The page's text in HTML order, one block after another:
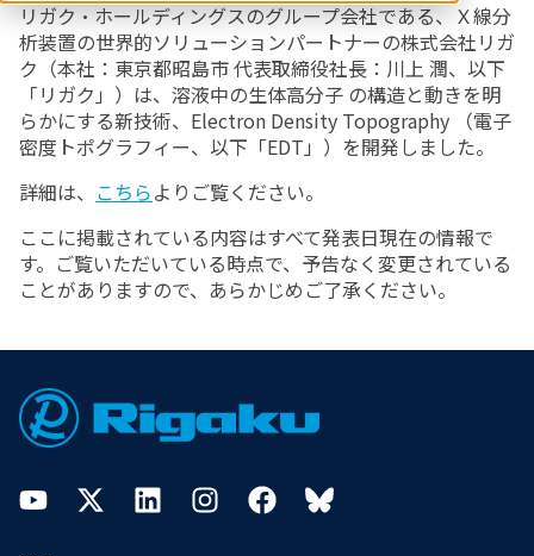
リガク・ホールディングスのグループ会社である、Ｘ線分
析装置の世界的ソリューションパートナーの株式会社リガ
ク（本社：東京都昭島市 代表取締役社長：川上 潤、以下
「リガク」）は、溶液中の生体高分子 の構造と動きを明
らかにする新技術、Electron Density Topography （電子
密度トポグラフィー、以下「EDT」）を開発しました。
詳細は、 こちらよりご覧ください。
ここに掲載されている内容はすべて発表日現在の情報で
す。ご覧いただいている時点で、予告なく変更されている
ことがありますので、あらかじめご了承ください。
Footer
YouTubeTwitterLinkedInInstagramFacebookBluesky